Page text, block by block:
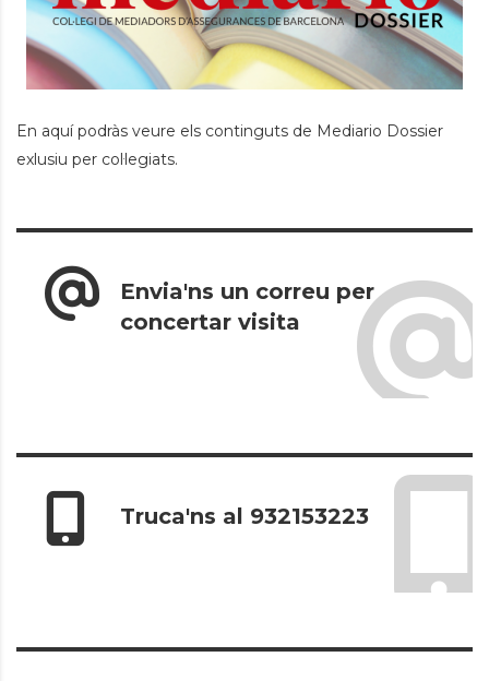
En aquí podràs veure els continguts de Mediario Dossier
exlusiu per col·legiats.
Envia'ns un correu per
concertar visita
Truca'ns al 932153223